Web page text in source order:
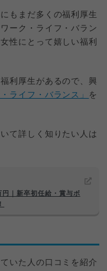
もまだ多くの福利厚生
ーク・ライフ・バラン
性にとって嬉しい福利
利厚生があるので、興
ライフ・バランス」
を
て詳しく知りたい人は
｜新卒初任給・賞与ボ
いた人の口コミを紹介